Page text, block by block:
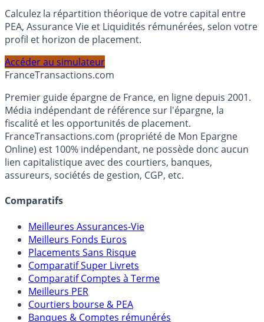
Simulateur d'Allocation
Calculez la répartition théorique de votre capital entre
profil et horizon de placement.
FranceTransactions.com
Premier guide épargne de France, en ligne depuis 2001.
Média indépendant de référence sur l'épargne, la
fiscalité et les opportunités de placement.
FranceTransactions.com (propriété de Mon Epargne
Online) est 100% indépendant, ne possède donc aucun
assureurs, sociétés de gestion, CGP, etc.
Comparatifs
Meilleures Assurances-Vie
Meilleurs Fonds Euros
Placements Sans Risque
Comparatif Super Livrets
Comparatif Comptes à Terme
Meilleurs PER